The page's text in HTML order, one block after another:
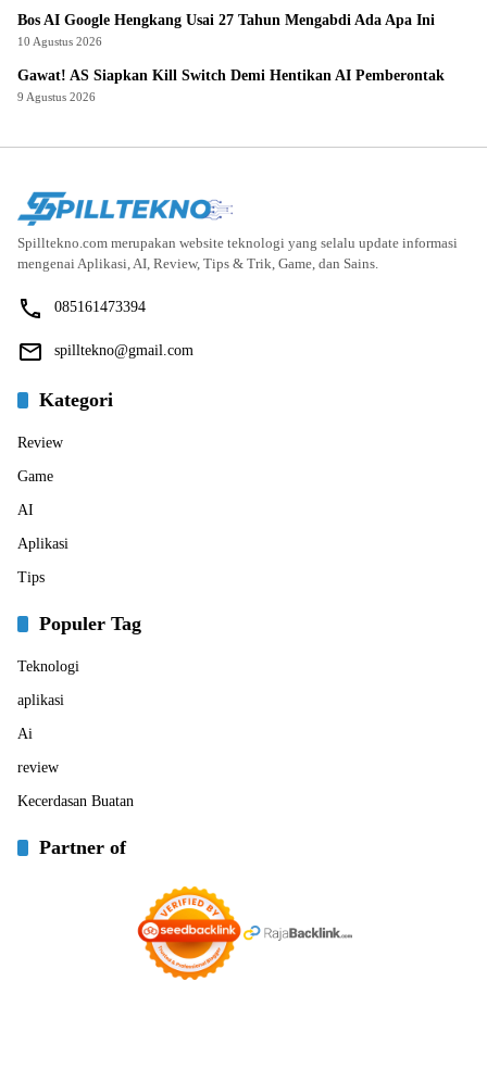
Bos AI Google Hengkang Usai 27 Tahun Mengabdi Ada Apa Ini
10 Agustus 2026
Gawat! AS Siapkan Kill Switch Demi Hentikan AI Pemberontak
9 Agustus 2026
Spilltekno.com merupakan website teknologi yang selalu update informasi
mengenai Aplikasi, AI, Review, Tips & Trik, Game, dan Sains.
085161473394
spilltekno@gmail.com
Kategori
Review
Game
AI
Aplikasi
Tips
Populer Tag
Teknologi
aplikasi
Ai
review
Kecerdasan Buatan
Partner of